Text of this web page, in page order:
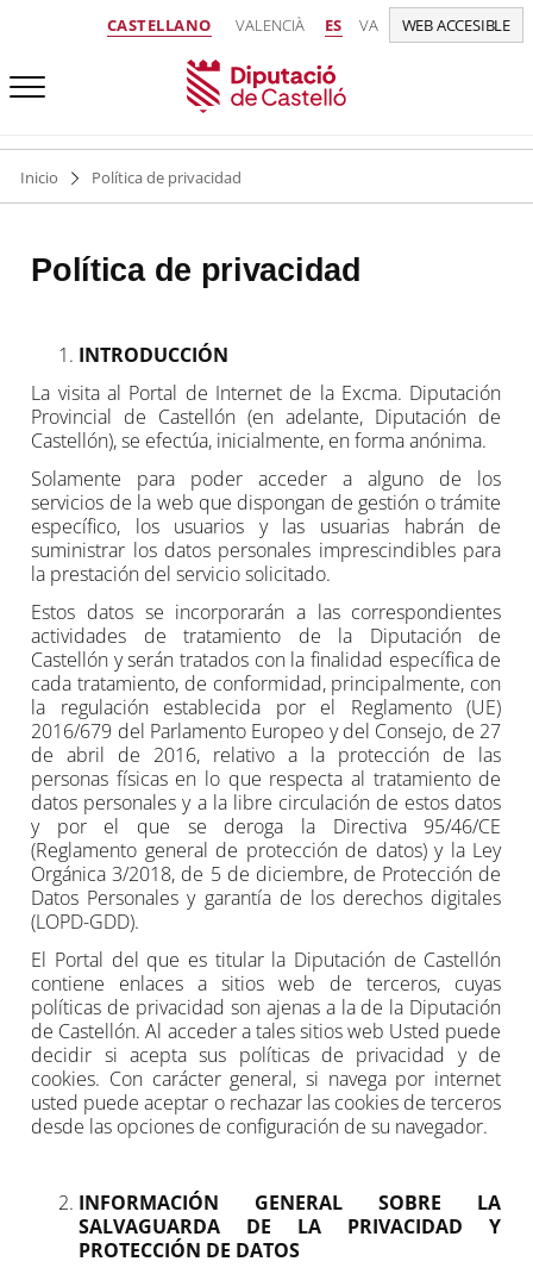
CASTELLANO VALENCIÀ ES VA WEB ACCESIBLE
Inicio Política de privacidad
Política de privacidad
INTRODUCCIÓN
La visita al Portal de Internet de la Excma. Diputación
Provincial de Castellón (en adelante, Diputación de
Castellón), se efectúa, inicialmente, en forma anónima.
Solamente para poder acceder a alguno de los
servicios de la web que dispongan de gestión o trámite
específico, los usuarios y las usuarias habrán de
suministrar los datos personales imprescindibles para
la prestación del servicio solicitado.
Estos datos se incorporarán a las correspondientes
actividades de tratamiento de la Diputación de
Castellón y serán tratados con la finalidad específica de
cada tratamiento, de conformidad, principalmente, con
la regulación establecida por el Reglamento (UE)
2016/679 del Parlamento Europeo y del Consejo, de 27
de abril de 2016, relativo a la protección de las
personas físicas en lo que respecta al tratamiento de
datos personales y a la libre circulación de estos datos
y por el que se deroga la Directiva 95/46/CE
(Reglamento general de protección de datos) y la Ley
Orgánica 3/2018, de 5 de diciembre, de Protección de
Datos Personales y garantía de los derechos digitales
(LOPD-GDD).
El Portal del que es titular la Diputación de Castellón
contiene enlaces a sitios web de terceros, cuyas
políticas de privacidad son ajenas a la de la Diputación
de Castellón. Al acceder a tales sitios web Usted puede
decidir si acepta sus políticas de privacidad y de
cookies. Con carácter general, si navega por internet
usted puede aceptar o rechazar las cookies de terceros
desde las opciones de configuración de su navegador.
INFORMACIÓN GENERAL SOBRE LA
SALVAGUARDA DE LA PRIVACIDAD Y
PROTECCIÓN DE DATOS